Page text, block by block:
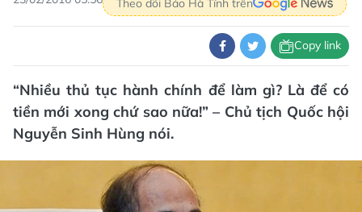
Theo dõi Báo Hà Tĩnh trên
Copy link
“Nhiều thủ tục hành chính để làm gì? Là để có
tiền mới xong chứ sao nữa!” – Chủ tịch Quốc hội
Nguyễn Sinh Hùng nói.